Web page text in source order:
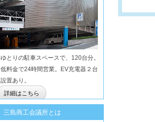
ゆとりの駐車スペースで、120台分。
低料金で24時間営業。EV充電器２台
設置あり。
詳細はこちら
三島商工会議所とは